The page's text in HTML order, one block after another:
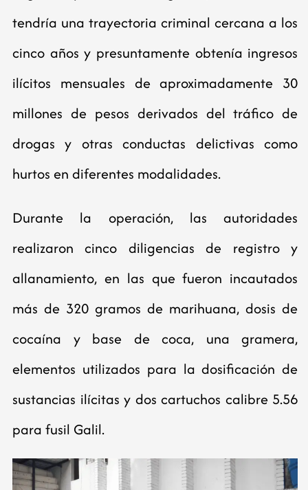
tendría una trayectoria criminal cercana a los
cinco años y presuntamente obtenía ingresos
ilícitos mensuales de aproximadamente 30
millones de pesos derivados del tráfico de
drogas y otras conductas delictivas como
hurtos en diferentes modalidades.
Durante la operación, las autoridades
realizaron cinco diligencias de registro y
allanamiento, en las que fueron incautados
más de 320 gramos de marihuana, dosis de
cocaína y base de coca, una gramera,
elementos utilizados para la dosificación de
sustancias ilícitas y dos cartuchos calibre 5.56
para fusil Galil.